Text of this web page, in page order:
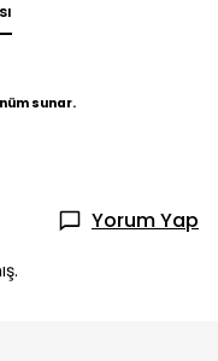
sunar.
Yorum Yap